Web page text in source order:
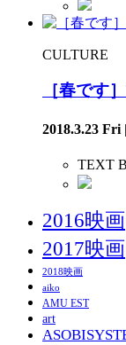
CULTURE
［春です
2018.3.23
TEXT
2016映画
2017映画
2018映画
aiko
AMU EST
art